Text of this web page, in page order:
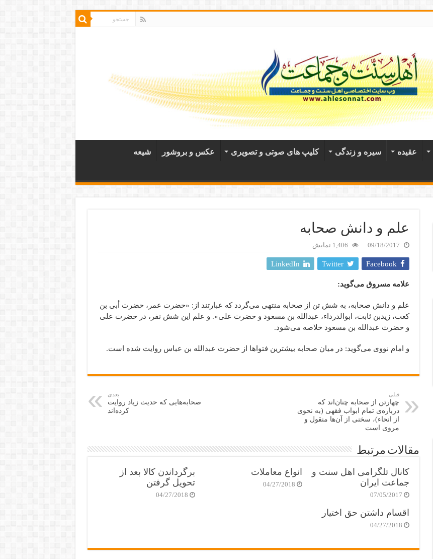
عقيده سیره و زندگی کلیپ های صوتی و تصویری عکس و بروشور شیعه
علم و دانش صحابه
09/18/2017 1,406 نمایش
Facebook
Twitter
LinkedIn
علامه مسروق می‌گوید:
علم و دانش صحابه، به شش تن از صحابه منتهی می‌گردد که عبارتند از: «حضرت عمر، حضرت أبی بن
کعب، زیدبن ثابت، ابوالدرداء، عبدالله بن مسعود و حضرت علی». و علم این شش نفر، در حضرت علی
و حضرت عبدالله بن مسعود خلاصه می‌شود.
و امام نووی می‌گوید: در میان صحابه بیشترین فتواها از حضرت عبدالله بن عباس روایت شده است.
قبلی
چهارتن از صحابه چنان‌اند که
درباره‌ی تمام ابواب فقهی (به نحوی
از انحاء)، سخنی از آن‌ها منقول و
مروی است
بعدی
صحابه‌هایی که حدیث زیاد روایت
کرده‌اند
مقالات مرتبط
کانال تلگرامی اهل سنت و
جماعت ایران
07/05/2017
انواع معاملات
04/27/2018
برگرداندن کالا بعد از
تحویل گرفتن
04/27/2018
اقسام داشتن حق اختیار
04/27/2018